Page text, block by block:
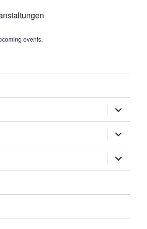
events.
anzeigen
anzeigen
anzeigen